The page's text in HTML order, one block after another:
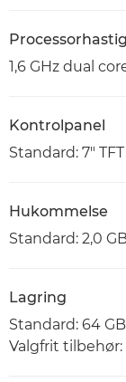
1,6 GHz dual
Kontrolpanel
Standard: 7"
Hukommelse
Standard: 2,0
Lagring
Standard: 64
Valgfrit tilbehør: